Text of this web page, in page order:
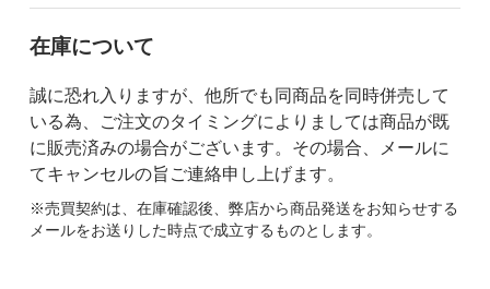
在庫について
誠に恐れ入りますが、他所でも同商品を同時併売して
いる為、ご注文のタイミングによりましては商品が既
に販売済みの場合がございます。その場合、メールに
てキャンセルの旨ご連絡申し上げます。
※売買契約は、在庫確認後、弊店から商品発送をお知らせする
メールをお送りした時点で成立するものとします。